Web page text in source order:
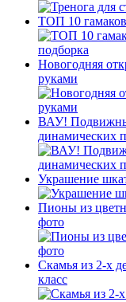
ТОП 10
Новогодняя
руками
ВАУ!
динамических
Украшение
Пионы из
фото
Скамья из 2-х
класс